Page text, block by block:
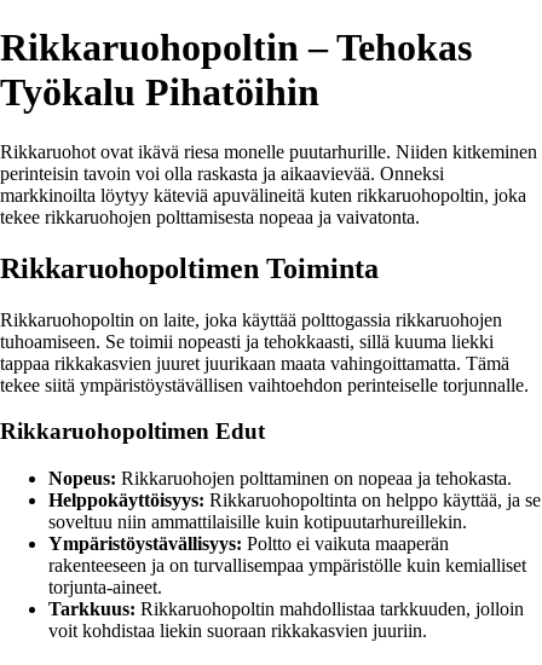
Rikkaruohopoltin – Tehokas
Työkalu Pihatöihin
Rikkaruohot ovat ikävä riesa monelle puutarhurille. Niiden kitkeminen
perinteisin tavoin voi olla raskasta ja aikaavievää. Onneksi
markkinoilta löytyy käteviä apuvälineitä kuten rikkaruohopoltin, joka
tekee rikkaruohojen polttamisesta nopeaa ja vaivatonta.
Rikkaruohopoltimen Toiminta
Rikkaruohopoltin on laite, joka käyttää polttogassia rikkaruohojen
tuhoamiseen. Se toimii nopeasti ja tehokkaasti, sillä kuuma liekki
tappaa rikkakasvien juuret juurikaan maata vahingoittamatta. Tämä
tekee siitä ympäristöystävällisen vaihtoehdon perinteiselle torjunnalle.
Rikkaruohopoltimen Edut
Nopeus: Rikkaruohojen polttaminen on nopeaa ja tehokasta.
Helppokäyttöisyys: Rikkaruohopoltinta on helppo käyttää, ja se
soveltuu niin ammattilaisille kuin kotipuutarhureillekin.
Ympäristöystävällisyys: Poltto ei vaikuta maaperän
rakenteeseen ja on turvallisempaa ympäristölle kuin kemialliset
torjunta-aineet.
Tarkkuus: Rikkaruohopoltin mahdollistaa tarkkuuden, jolloin
voit kohdistaa liekin suoraan rikkakasvien juuriin.